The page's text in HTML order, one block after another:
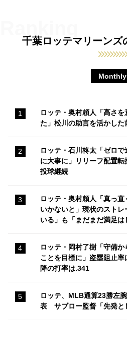
千葉ロッテマリーンズ
Monthly
ロッテ・奥村頼人「高さ
た」松川の助言を活かし
ロッテ・石川柊太「ゼロ
に大事に」リリーフ配置
投球継続
ロッテ・奥村頼人「真っ
いかないと」現状のスト
いる」も「まだまだ満足は
ロッテ・岡村了樹「守備
ことを目標に」盗塁阻止
降の打率は.341
ロッテ、MLB通算23勝左
表 サブロー監督「先発と